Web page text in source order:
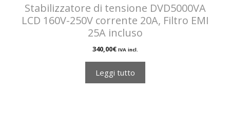
Stabilizzatore di tensione DVD5000VA
LCD 160V-250V corrente 20A, Filtro EMI
25A incluso
340,00€ IVA incl.
Leggi tutto